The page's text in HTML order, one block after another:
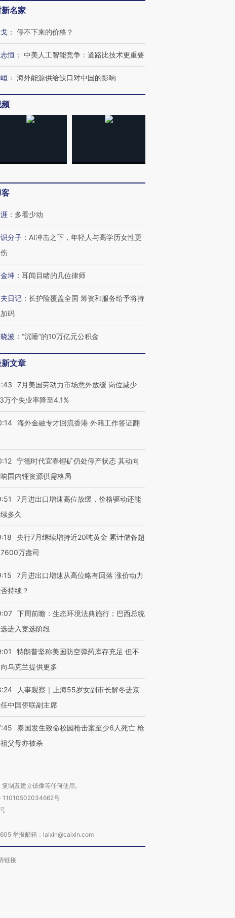
跨国走私7万
进第四届链博
科技“链”接产
有意思的生活方式·第三对
住三大增长引擎是什么？
新名家
： 停不下来的价格？
恒 ： 中美人工智能竞争：道路比技术更重要
： 海外能源供给缺口对中国的影响
： 多看少动
分子 ： AI冲击之下，年轻人与高学历女性更
坤 ： 耳闻目睹的几位律师
日记 ： 长护险覆盖全国 筹资和服务给予将持
码
波 ： “沉睡”的10万亿元公积金
文章
7月美国劳动力市场意外放缓 岗位减少
万个失业率降至4.1%
海外金融专才回流香港 外籍工作签证翻
宁德时代宜春锂矿仍处停产状态 其动向
国内锂资源供需格局
7月进出口增速高位放缓，价格驱动还能
多久
央行7月继续增持近20吨黄金 累计储备超
万盎司
7月进出口增速从高位略有回落 涨价动力
持续？
下周前瞻：生态环境法典施行；巴西总统
进入竞选阶段
特朗普坚称美国防空弹药库存充足 但不
乌克兰提供更多
人事观察｜上海55岁女副市长解冬进京
中国侨联副主席
泰国发生致命校园枪击案至少6人死亡 枪
父母亦被杀
制及建立镜像等任何使用。
11010502034662号
举报邮箱：laixin@caixin.com
链接